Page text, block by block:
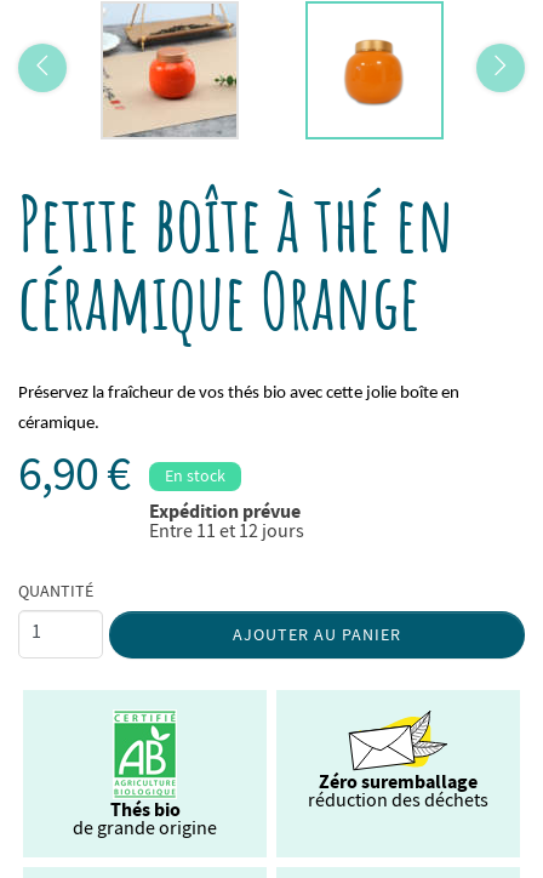
Petite boîte à thé en
céramique Orange
Préservez la fraîcheur de vos thés bio avec cette jolie boîte en
céramique.
6,90 € En stock
Expédition prévue
Entre 11 et 12 jours
QUANTITÉ
AJOUTER AU PANIER
Thés bio
de grande origine
Zéro suremballage
réduction des déchets